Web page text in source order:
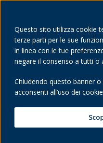
Risoluzione online delle
Policy editoriale per terze
Pearson Italia © 2020, tutti i
Cookie
Questo sito utilizza cookie
terze parti per le sue
in linea con le tue
negare il consenso a tutti o
Chiudendo questo banner
acconsenti all’uso dei